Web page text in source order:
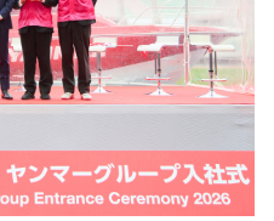
ス グルメ マッチデープログラム
ター観戦ガイド 公式アプリ
VISAカード サポートスタッフ
商店街
ゴール
インパクトレポート
取り組み実績
招待券引換方法 先行入場
・出生届・命名書
クラブ メディア 30周年